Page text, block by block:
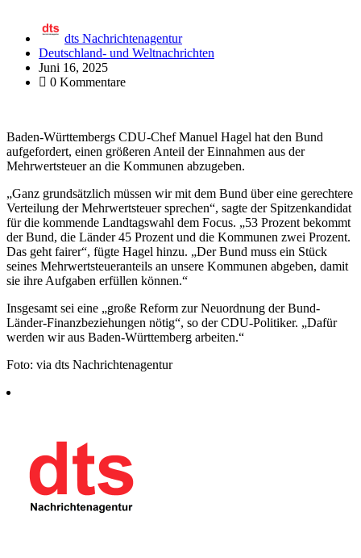
dts Nachrichtenagentur
Deutschland- und Weltnachrichten
Juni 16, 2025
0 Kommentare
Baden-Württembergs CDU-Chef Manuel Hagel hat den Bund
aufgefordert, einen größeren Anteil der Einnahmen aus der
Mehrwertsteuer an die Kommunen abzugeben.
„Ganz grundsätzlich müssen wir mit dem Bund über eine gerechtere
Verteilung der Mehrwertsteuer sprechen“, sagte der Spitzenkandidat
für die kommende Landtagswahl dem Focus. „53 Prozent bekommt
der Bund, die Länder 45 Prozent und die Kommunen zwei Prozent.
Das geht fairer“, fügte Hagel hinzu. „Der Bund muss ein Stück
seines Mehrwertsteueranteils an unsere Kommunen abgeben, damit
sie ihre Aufgaben erfüllen können.“
Insgesamt sei eine „große Reform zur Neuordnung der Bund-
Länder-Finanzbeziehungen nötig“, so der CDU-Politiker. „Dafür
werden wir aus Baden-Württemberg arbeiten.“
Foto: via dts Nachrichtenagentur